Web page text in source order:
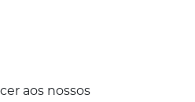
aos nossos